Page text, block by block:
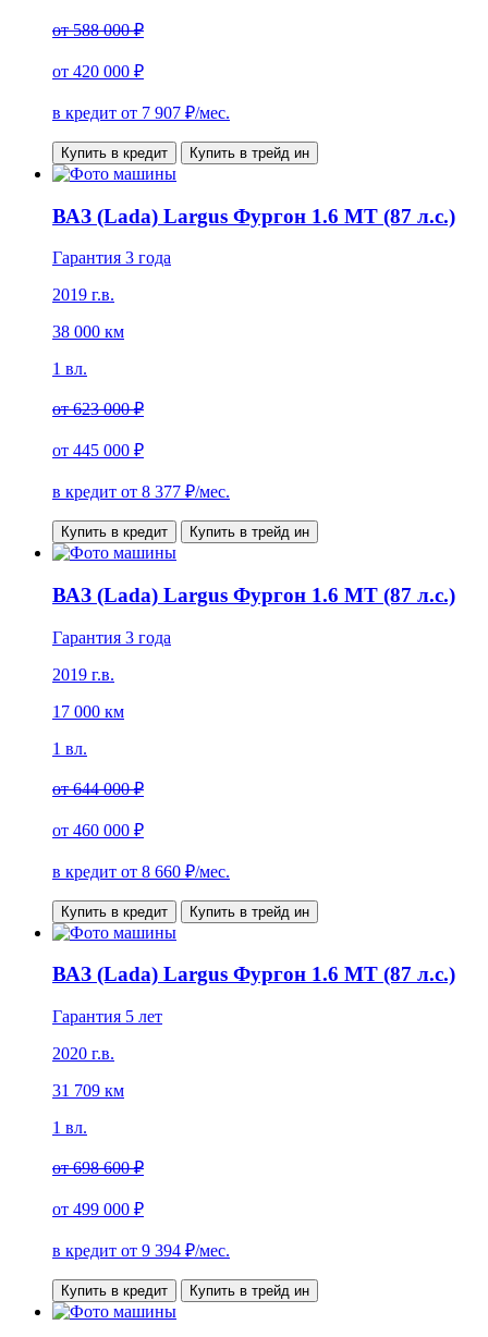
от588 000 ₽
от 420 000 ₽
в кредит от 7 907 ₽/мес.
Купить в кредит Купить в трейд ин
ВАЗ (Lada) Largus Фургон 1.6 MT (87 л.с.)
Гарантия 3 года
2019 г.в.
38 000 км
1 вл.
от623 000 ₽
от 445 000 ₽
в кредит от 8 377 ₽/мес.
Купить в кредит Купить в трейд ин
ВАЗ (Lada) Largus Фургон 1.6 MT (87 л.с.)
Гарантия 3 года
2019 г.в.
17 000 км
1 вл.
от644 000 ₽
от 460 000 ₽
в кредит от 8 660 ₽/мес.
Купить в кредит Купить в трейд ин
ВАЗ (Lada) Largus Фургон 1.6 MT (87 л.с.)
Гарантия 5 лет
2020 г.в.
31 709 км
1 вл.
от698 600 ₽
от 499 000 ₽
в кредит от 9 394 ₽/мес.
Купить в кредит Купить в трейд ин